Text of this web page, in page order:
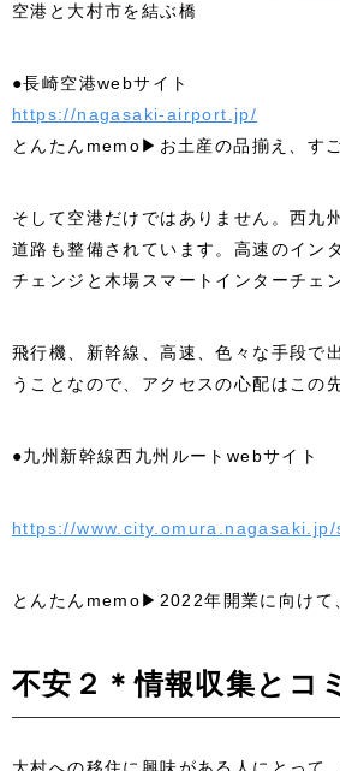
空港と大村市を結ぶ橋
●長崎空港webサイト
https://nagasaki-airport.jp/
とんたんmemo▶お土産の品揃え、す
そして空港だけではありません。西九
道路も整備されています。高速のイン
チェンジと木場スマートインターチェ
飛行機、新幹線、高速、色々な手段で
うことなので、アクセスの心配はこの
●九州新幹線西九州ルートwebサイト
https://
とんたんmemo▶2022年開業に向けて
不安２＊情報収集とコ